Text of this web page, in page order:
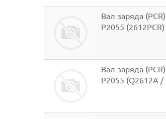
Вал заряда
P2055
Вал заряда
P2055 (Q2612A /